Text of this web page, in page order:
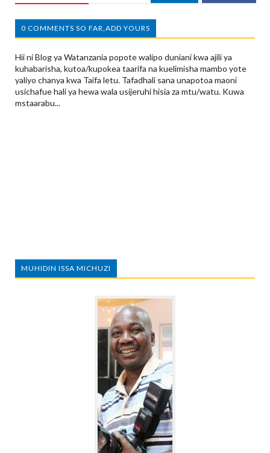
0 COMMENTS SO FAR,ADD YOURS
Hii ni Blog ya Watanzania popote walipo duniani kwa ajili ya
kuhabarisha, kutoa/kupokea taarifa na kuelimisha mambo yote
yaliyo chanya kwa Taifa letu. Tafadhali sana unapotoa maoni
usichafue hali ya hewa wala usijeruhi hisia za mtu/watu. Kuwa
mstaarabu...
MUHIDIN ISSA MICHUZI